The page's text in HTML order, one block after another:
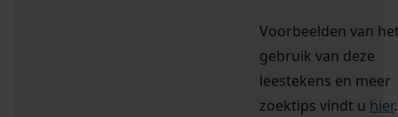
Voorbeelden van
gebruik van deze
leestekens en meer
zoektips vindt u hier.